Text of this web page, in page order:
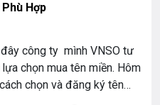
Hợp
công ty mình VNSO tư
chọn mua tên miền. Hôm
chọn và đăng ký tên